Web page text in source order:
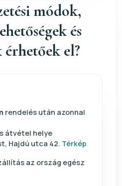
módok,
és
el?
rendelés után azonnal
átvétel helye
Hajdú utca 42. Térkép
az ország egész